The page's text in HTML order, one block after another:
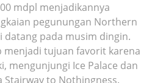
mdpl menjadikannya
pegunungan Northern
datang pada musim dingin.
tujuan favorit karena
mengunjungi Ice Palace dan
to Nothingness.